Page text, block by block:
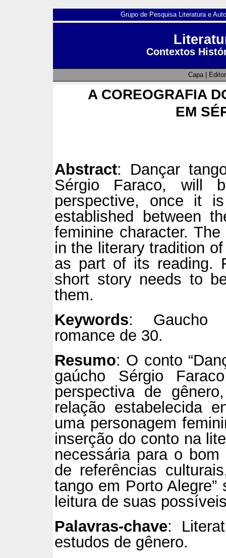
Grupo de Pesquisa Literatura e
Contextos
Capa|
A COREOGRAFIA
EM
Abstract: Dançar
Sérgio Faraco, will
perspective, once it
established between
feminine character.
in the literary tradition
as part of its reading.
short story needs to
them.
Keywords: Gaucho
romance de 30.
Resumo: O conto
gaúcho Sérgio
perspectiva de
relação estabelecida
uma personagem
inserção do conto na
necessária para o
de referências
tango em Porto
leitura de suas
Palavras-chave:
estudos de gênero.